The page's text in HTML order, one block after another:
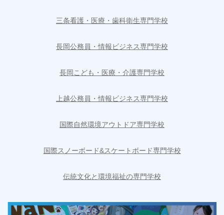
三条看護・医療・歯科衛生専門学校
長岡公務員・情報ビジネス専門学校
長岡こども・医療・介護専門学校
上越公務員・情報ビジネス専門学校
国際自然環境アウトドア専門学校
国際スノーボード&スケートボード専門学校
伝統文化と環境福祉の専門学校